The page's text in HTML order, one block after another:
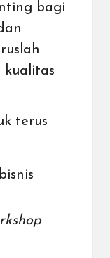
bagi
kualitas
terus